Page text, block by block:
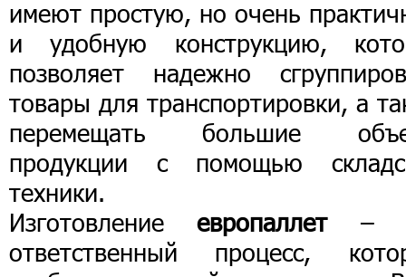
имеют простую, но очень
и удобную конструкцию,
позволяет надежно
товары для транспортировки, а
перемещать большие
продукции с помощью
техники.
Изготовлениеевропаллет–
ответственный процесс,